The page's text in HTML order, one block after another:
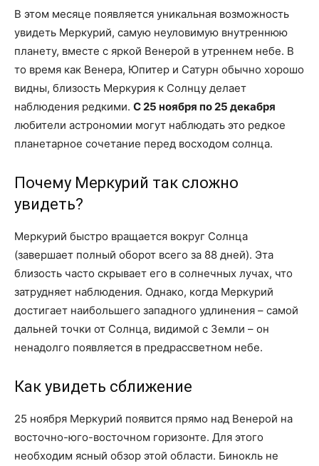
В этом месяце появляется уникальная возможность
увидеть Меркурий, самую неуловимую внутреннюю
планету, вместе с яркой Венерой в утреннем небе. В
то время как Венера, Юпитер и Сатурн обычно хорошо
видны, близость Меркурия к Солнцу делает
наблюдения редкими. С 25 ноября по 25 декабря
любители астрономии могут наблюдать это редкое
планетарное сочетание перед восходом солнца.
Почему Меркурий так сложно
увидеть?
Меркурий быстро вращается вокруг Солнца
(завершает полный оборот всего за 88 дней). Эта
близость часто скрывает его в солнечных лучах, что
затрудняет наблюдения. Однако, когда Меркурий
достигает наибольшего западного удлинения – самой
дальней точки от Солнца, видимой с Земли – он
ненадолго появляется в предрассветном небе.
Как увидеть сближение
25 ноября Меркурий появится прямо над Венерой на
восточно-юго-восточном горизонте. Для этого
необходим ясный обзор этой области. Бинокль не